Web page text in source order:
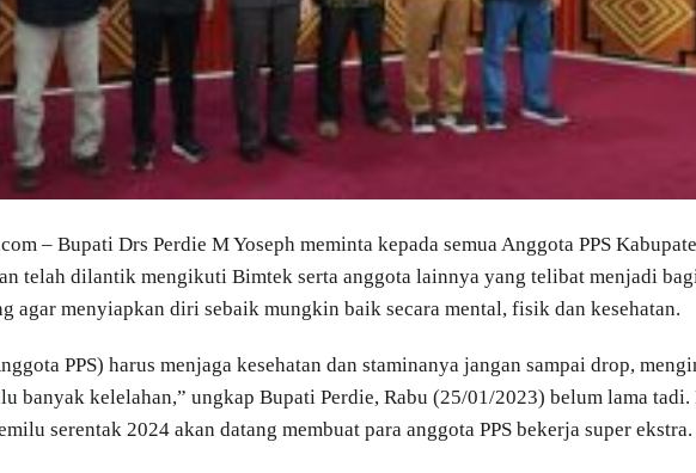
– Bupati Drs Perdie M Yoseph meminta kepada semua Anggota PPS
telah dilantik mengikuti Bimtek serta anggota lainnya yang telibat menjadi
agar menyiapkan diri sebaik mungkin baik secara mental, fisik dan kesehatan.
PPS) harus menjaga kesehatan dan staminanya jangan sampai drop,
banyak kelelahan,” ungkap Bupati Perdie, Rabu (25/01/2023) belum lama tadi.
serentak 2024 akan datang membuat para anggota PPS bekerja super ekstra.